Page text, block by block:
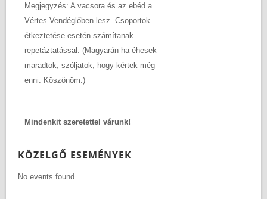
Megjegyzés: A vacsora és az ebéd a
Vértes Vendéglőben lesz. Csoportok
étkeztetése esetén számítanak
repetáztatással. (Magyarán ha éhesek
maradtok, szóljatok, hogy kértek még
enni. Köszönöm.)
Mindenkit szeretettel várunk!
KÖZELGŐ ESEMÉNYEK
No events found